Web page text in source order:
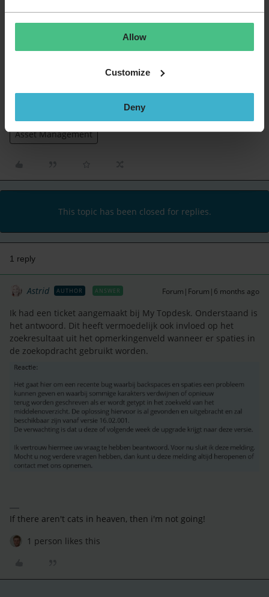
Allow
Customize
Deny
If there aren't cats in heaven, then i'm not going!
Asset Management
This topic has been closed for replies.
1 reply
Astrid AUTHOR ANSWER Forum|Forum|6 months ago
Ik had een ticket aangemaakt bij My Topdesk. Onderstaand is
het antwoord. Dit heeft vermoedelijk ook invloed op het
zoekresultaat uit het opmerkingenveld wanneer er spaties in
de zoekopdracht gebruikt worden.
If there aren't cats in heaven, then i'm not going!
1 person likes this